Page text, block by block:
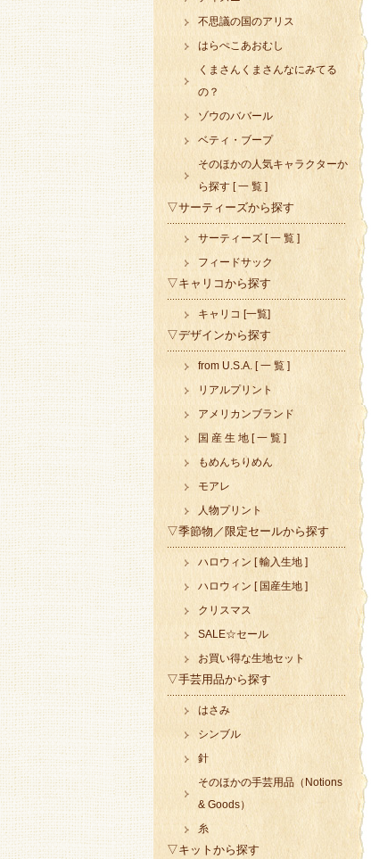
不思議の国のアリス
はらぺこあおむし
くまさんくまさんなにみてる
の？
ゾウのババール
ベティ・ブープ
そのほかの人気キャラクターか
ら探す [ 一 覧 ]
▽サーティーズから探す
サーティーズ [ 一 覧 ]
フィードサック
▽キャリコから探す
キャリコ [一覧]
▽デザインから探す
from U.S.A. [ 一 覧 ]
リアルプリント
アメリカンブランド
国 産 生 地 [ 一 覧 ]
もめんちりめん
モアレ
人物プリント
▽季節物／限定セールから探す
ハロウィン [ 輸入生地 ]
ハロウィン [ 国産生地 ]
クリスマス
SALE☆セール
お買い得な生地セット
▽手芸用品から探す
はさみ
シンブル
針
そのほかの手芸用品（Notions
& Goods）
糸
▽キットから探す